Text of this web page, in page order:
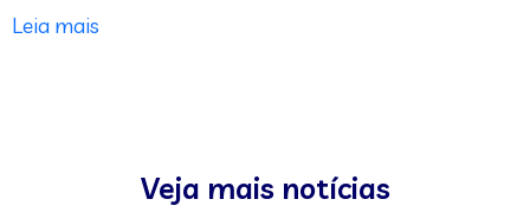
Leia mais
Veja mais notícias